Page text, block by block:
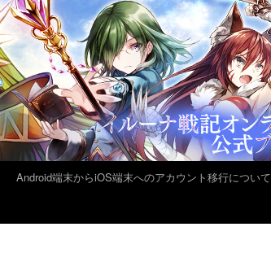
Android端末からiOS端末へのアカウント移行について